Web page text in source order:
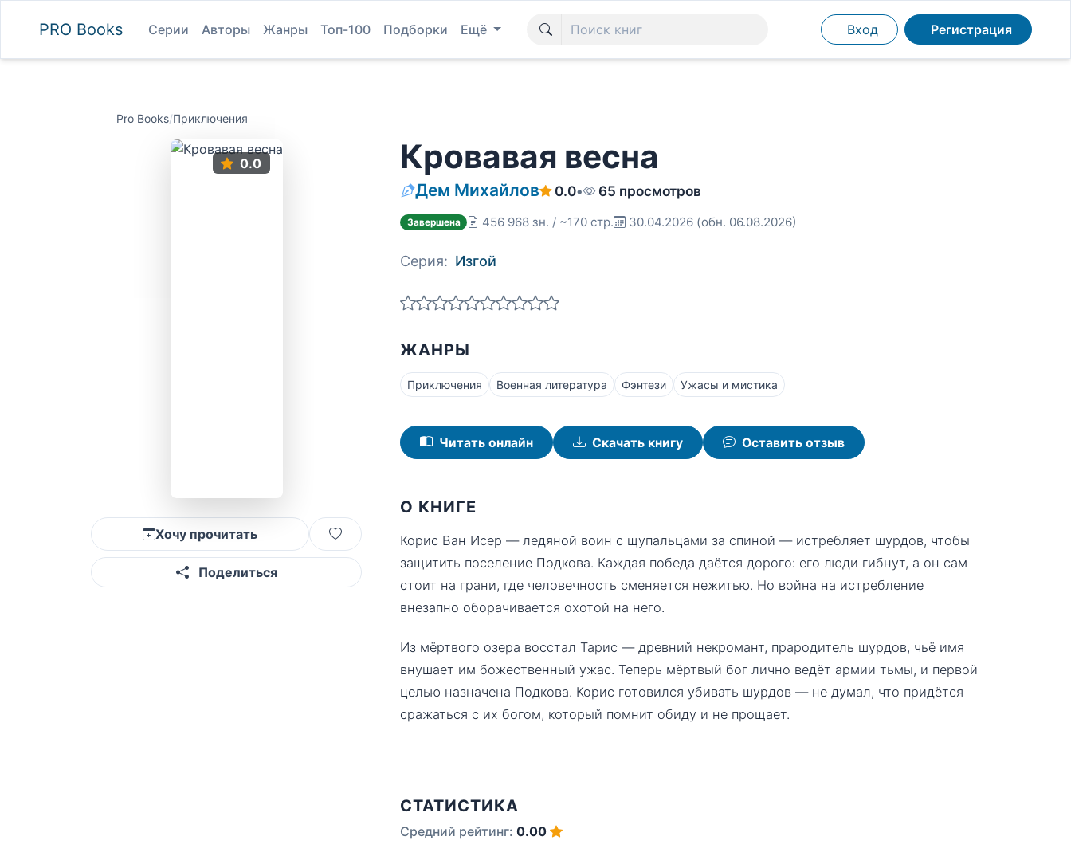
PRO Books Серии Авторы Жанры Топ-100 Подборки Ещё Вход Регистрация
Pro Books/Приключения
0.0
Хочу прочитать
Поделиться
Кровавая весна
Дем Михайлов 0.0• 65 просмотров
Завершена 456 968 зн. / ~170 стр. 30.04.2026 (обн. 06.08.2026)
Серия: Изгой
ЖАНРЫ
Приключения Военная литература Фэнтези Ужасы и мистика
Читать онлайн Скачать книгу Оставить отзыв
О КНИГЕ
Корис Ван Исер — ледяной воин с щупальцами за спиной — истребляет шурдов, чтобы
защитить поселение Подкова. Каждая победа даётся дорого: его люди гибнут, а он сам
стоит на грани, где человечность сменяется нежитью. Но война на истребление
внезапно оборачивается охотой на него.
Из мёртвого озера восстал Тарис — древний некромант, прародитель шурдов, чьё имя
внушает им божественный ужас. Теперь мёртвый бог лично ведёт армии тьмы, и первой
целью назначена Подкова. Корис готовился убивать шурдов — не думал, что придётся
сражаться с их богом, который помнит обиду и не прощает.
СТАТИСТИКА
Средний рейтинг: 0.00